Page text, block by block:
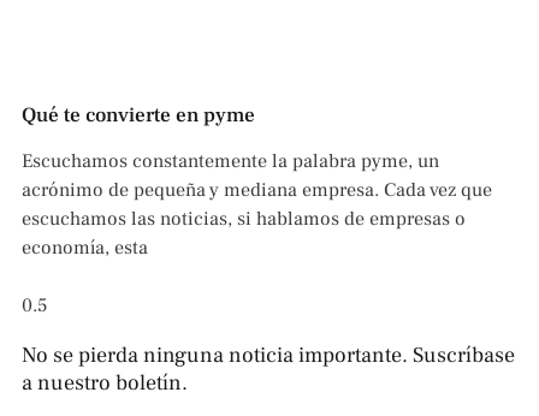
Qué te convierte en pyme
Escuchamos constantemente la palabra pyme, un
acrónimo de pequeña y mediana empresa. Cada vez que
escuchamos las noticias, si hablamos de empresas o
economía, esta
No se pierda ninguna noticia importante. Suscríbase
a nuestro boletín.